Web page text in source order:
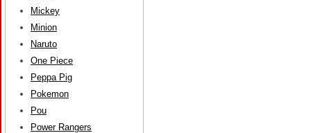
Mickey
Minion
Naruto
One Piece
Peppa Pig
Pokemon
Pou
Power Rangers